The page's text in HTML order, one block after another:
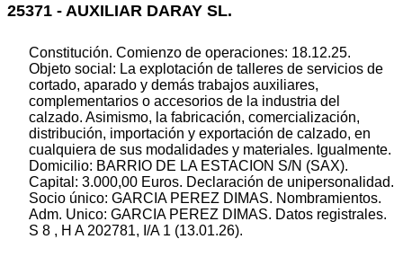
25371 - AUXILIAR DARAY SL.
Constitución. Comienzo de operaciones: 18.12.25.
Objeto social: La explotación de talleres de servicios de
cortado, aparado y demás trabajos auxiliares,
complementarios o accesorios de la industria del
calzado. Asimismo, la fabricación, comercialización,
distribución, importación y exportación de calzado, en
cualquiera de sus modalidades y materiales. Igualmente.
Domicilio: BARRIO DE LA ESTACION S/N (SAX).
Capital: 3.000,00 Euros. Declaración de unipersonalidad.
Socio único: GARCIA PEREZ DIMAS. Nombramientos.
Adm. Unico: GARCIA PEREZ DIMAS. Datos registrales.
S 8 , H A 202781, I/A 1 (13.01.26).